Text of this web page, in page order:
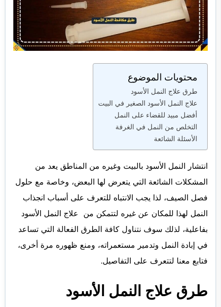
محتويات الموضوع
طرق علاج النمل الأسود
علاج النمل الأسود الصغير في البيت
أفضل مبيد للقضاء على النمل
التخلص من النمل في الغرفة
الأسئلة الشائعة
انتشار النمل الأسود بالبيت وغيره من المناطق يعد من
المشكلات الشائعة التي يتعرض لها البعض، وخاصة مع حلول
فصل الصيف، لذا يجب الانتباه للتعرف على أسباب انجذاب
النمل لهذا للمكان عن غيره لتتمكن من علاج النمل الأسود
بفاعلية، لذلك سوف نتناول كافة الطرق الفعالة التي تساعد
في إبادة النمل وتدمير مستعمراته، ومنع ظهوره مرة أخرى،
فتابع معنا لتتعرف على التفاصيل.
طرق علاج النمل الأسود